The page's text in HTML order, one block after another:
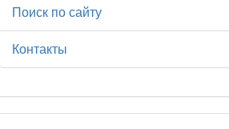
Поиск по сайту
Контакты